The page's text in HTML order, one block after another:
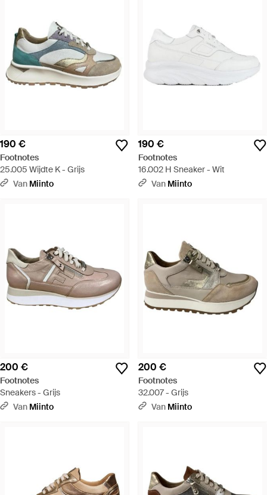
190 €
Footnotes
25.005 Wijdte K - Grijs
Van Miinto
190 €
Footnotes
16.002 H Sneaker - Wit
Van Miinto
200 €
Footnotes
Sneakers - Grijs
Van Miinto
200 €
Footnotes
32.007 - Grijs
Van Miinto